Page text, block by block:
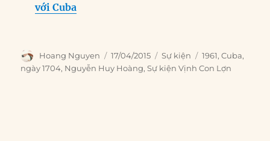
với Cuba
Author
Hoang Nguyen
Posted
on
17/04/2015 Categories
Sự kiện Tags
1961,Cuba,
ngày 1704, Nguyễn Huy Hoàng,Sự kiện Vịnh Con Lợn